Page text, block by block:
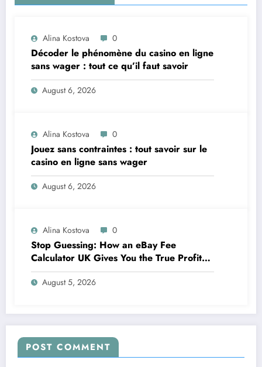
Alina Kostova 0
Décoder le phénomène du casino en ligne
sans wager : tout ce qu’il faut savoir
August 6, 2026
Alina Kostova 0
Jouez sans contraintes : tout savoir sur le
casino en ligne sans wager
August 6, 2026
Alina Kostova 0
Stop Guessing: How an eBay Fee
Calculator UK Gives You the True Profit
Picture
August 5, 2026
POST COMMENT